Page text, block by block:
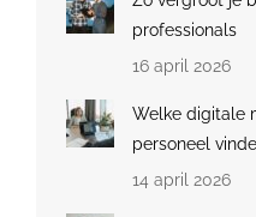
professionals
16 april 2026
Welke digitale
personeel
14 april 2026